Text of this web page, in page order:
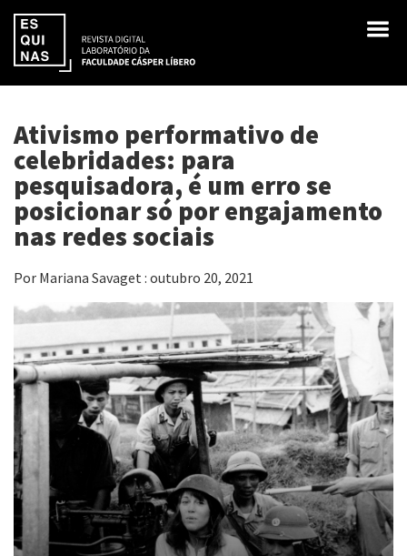
Ativismo performativo de
celebridades: para
pesquisadora, é um erro se
posicionar só por engajamento
nas redes sociais
Por Mariana Savaget : outubro 20, 2021